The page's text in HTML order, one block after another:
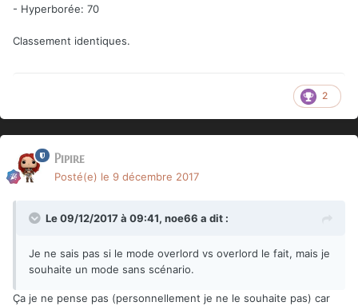
- Hyperborée: 70
Classement identiques.
2
Pipire
Posté(e) le 9 décembre 2017
Le 09/12/2017 à 09:41, noe66 a dit :
Je ne sais pas si le mode overlord vs overlord le fait, mais je
souhaite un mode sans scénario.
Ça je ne pense pas (personnellement je ne le souhaite pas) car